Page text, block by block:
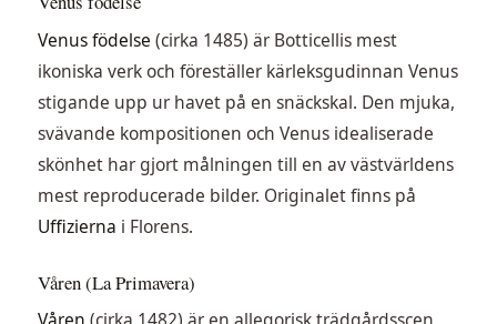
Venus födelse (cirka 1485) är Botticellis mest
ikoniska verk och föreställer kärleksgudinnan Venus
stigande upp ur havet på en snäckskal. Den mjuka,
svävande kompositionen och Venus idealiserade
skönhet har gjort målningen till en av västvärldens
mest reproducerade bilder. Originalet finns på
Uffizierna i Florens.
Våren (La Primavera)